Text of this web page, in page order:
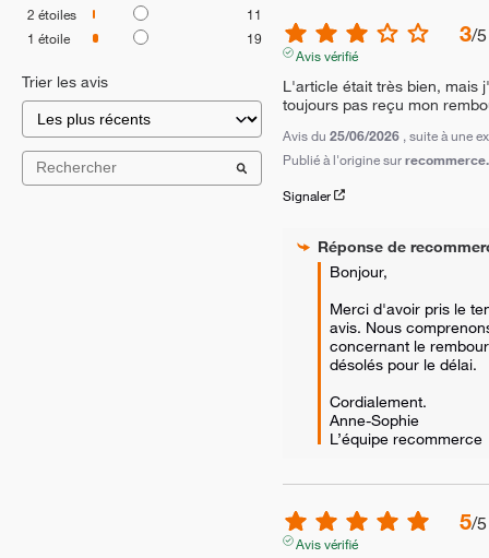
2 étoiles
11
1 étoile 19
Trier les avis
3/5
Avis vérifié
L'article était très bien, mais
toujours pas reçu mon
Avis du 25/06/2026 , suite à une
Publié à l'origine sur
Signaler
Réponse de
Bonjour,
Merci d'avoir pris le
avis. Nous
concernant le
désolés pour le délai.
Cordialement.
Anne-Sophie
L’équipe recommerce
5/5
Avis vérifié